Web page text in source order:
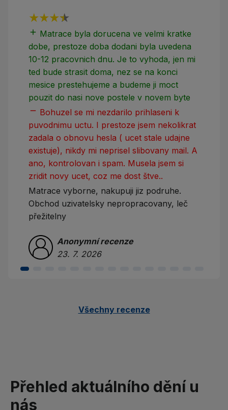
add Matrace byla dorucena ve velmi kratke
dobe, prestoze doba dodani byla uvedena
10-12 pracovnich dnu. Je to vyhoda, jen mi
ted bude strasit doma, nez se na konci
mesice prestehujeme a budeme ji moct
pouzit do nasi nove postele v novem byte
remove Bohuzel se mi nezdarilo prihlaseni k
puvodnimu uctu. I prestoze jsem nekolikrat
zadala o obnovu hesla ( ucet stale udajne
existuje), nikdy mi neprisel slibovany mail. A
ano, kontrolovan i spam. Musela jsem si
zridit novy ucet, coz me dost štve..
Matrace vyborne, nakupuji jiz podruhe.
Obchod uzivatelsky nepropracovany, leč
přežitelny
Anonymní recenze
23. 7. 2026
Všechny recenze
Přehled aktuálního dění u
nás